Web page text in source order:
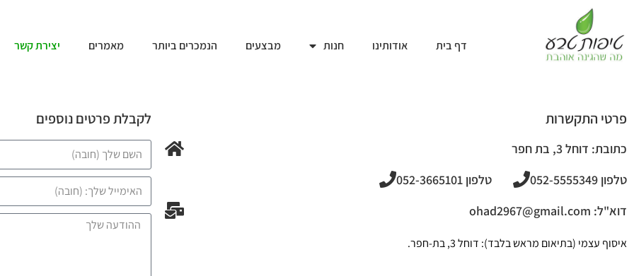
דף בית אודותינו חנות מבצעים הנמכרים ביותר מאמרים יצירת קשר
פרטי התקשרות
כתובת: דוחל 3, בת חפר
טלפון 052-5555349
טלפון 052-3665101
דוא"ל: ohad2967@gmail.com
איסוף עצמי (בתיאום מראש בלבד): דוחל 3, בת-חפר.
לקבלת פרטים נוספים